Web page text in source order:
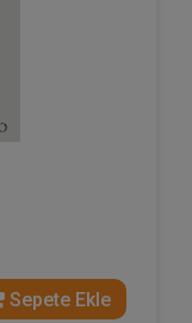
Sepete Ekle